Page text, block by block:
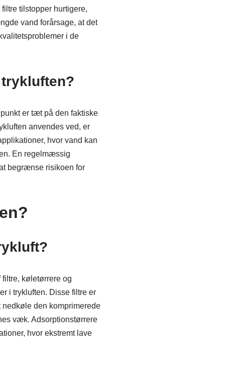
tilstopper hurtigere,
vand forårsage, at det
i de
er tæt på den faktiske
anvendes ved, er
hvor vand kan
En regelmæssig
begrænse risikoen for
filtre, køletørrere og
i trykluften. Disse filtre er
den komprimerede
væk. Adsorptionstørrere
hvor ekstremt lave